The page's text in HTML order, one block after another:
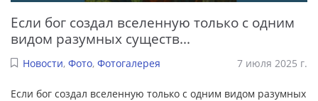
Если бог создал вселенную только с одним
видом разумных существ...
Новости, Фото, Фотогалерея 7 июля 2025 г.
Если бог создал вселенную только с одним видом разумных